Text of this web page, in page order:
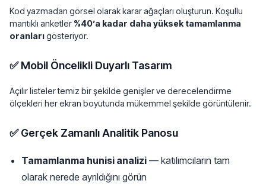
Kod yazmadan görsel olarak karar ağaçları oluşturun. Koşullu
mantıklı anketler %40’a kadar daha yüksek tamamlanma
oranlarıgösteriyor.
✅ Mobil Öncelikli Duyarlı Tasarım
Açılır listeler temiz bir şekilde genişler ve derecelendirme
ölçekleri her ekran boyutunda mükemmel şekilde görüntülenir.
✅ Gerçek Zamanlı Analitik Panosu
Tamamlanma hunisi analizi — katılımcıların tam
olarak nerede ayrıldığını görün